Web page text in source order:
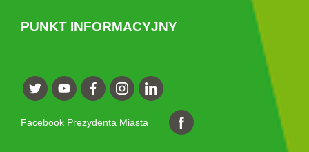
PUNKT INFORMACYJNY
Facebook Prezydenta Miasta